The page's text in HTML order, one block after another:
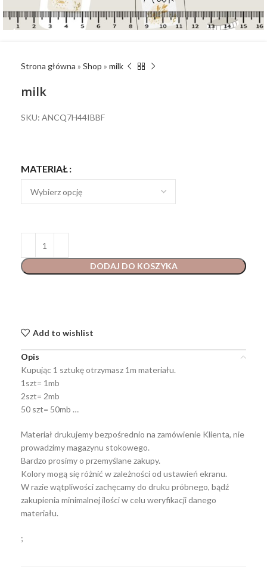
Strona główna » Shop » milk
milk
SKU: ANCQ7H44IBBF
MATERIAŁ
DODAJ DO KOSZYKA
Add to wishlist
Opis
Kupując 1 sztukę otrzymasz 1m materiału.
1szt= 1mb
2szt= 2mb
50 szt= 50mb …
Materiał drukujemy bezpośrednio na zamówienie Klienta, nie
prowadzimy magazynu stokowego.
Bardzo prosimy o przemyślane zakupy.
Kolory mogą się różnić w zależności od ustawień ekranu.
W razie wątpliwości zachęcamy do druku próbnego, bądź
zakupienia minimalnej ilości w celu weryfikacji danego
materiału.
;